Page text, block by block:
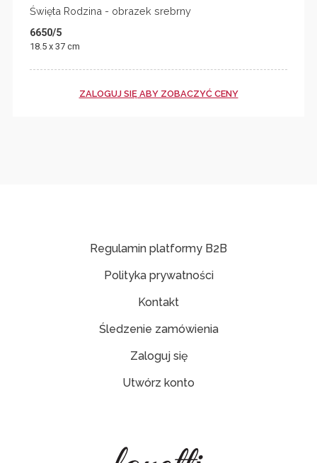
Święta Rodzina - obrazek srebrny
6650/5
18.5 x 37 cm
ZALOGUJ SIĘ ABY ZOBACZYĆ CENY
Regulamin platformy B2B
Polityka prywatności
Kontakt
Śledzenie zamówienia
Zaloguj się
Utwórz konto